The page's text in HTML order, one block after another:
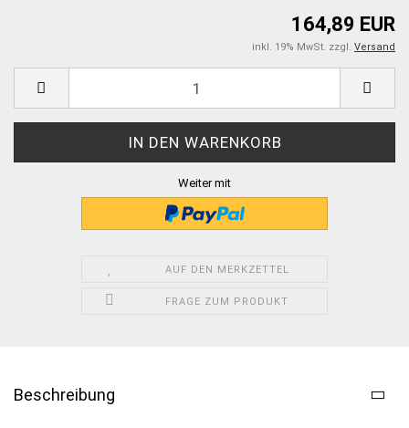
164,89 EUR
inkl. 19% MwSt. zzgl. Versand
Weiter mit
AUF DEN MERKZETTEL
FRAGE ZUM PRODUKT
Beschreibung